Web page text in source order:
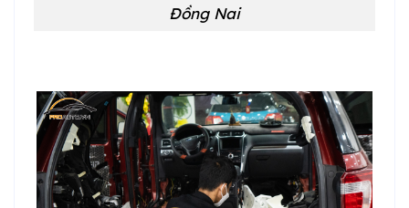
Đồng Nai